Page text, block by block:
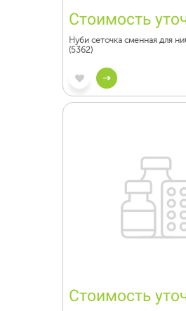
Стоимость
Нуби сеточка сменная для
(5362)
Стоимость